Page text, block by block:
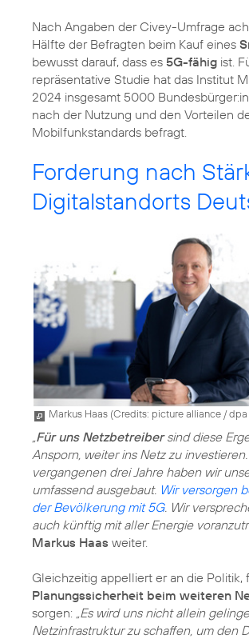
Nach Angaben der Civey-Umfrage
Hälfte der Befragten beim Kauf eines
bewusst darauf, dass es 5G-fähig ist.
repräsentative Studie hat das Institut
2024 insgesamt 5000
nach der Nutzung und den Vorteilen
Mobilfunkstandards befragt.
Forderung nach
Digitalstandorts
Markus Haas (Credits: picture alliance /
„Für uns Netzbetreibersind diese
Ansporn, weiter ins Netz zu
vergangenen drei Jahre haben wir
umfassend ausgebaut. Wir versorgen
der Bevölkerung mit 5G. Wir
auch künftig mit aller Energie
Markus Haas weiter.
Gleichzeitig appelliert er an die Politik,
Planungssicherheit beim weiteren
sorgen: „Es wird uns nicht allein
Netzinfrastruktur zu schaffen, um den